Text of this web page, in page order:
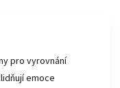
pro vyrovnání
emoce